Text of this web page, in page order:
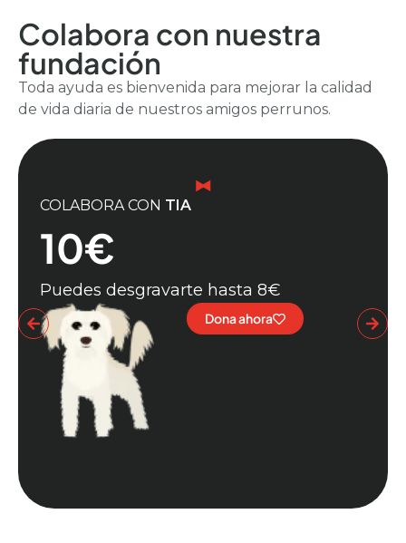
Colabora con nuestra
fundación
Toda ayuda es bienvenida para mejorar la calidad
de vida diaria de nuestros amigos perrunos.
COLABORA CON TIA
10€
Puedes desgravarte hasta 8€
Dona ahora